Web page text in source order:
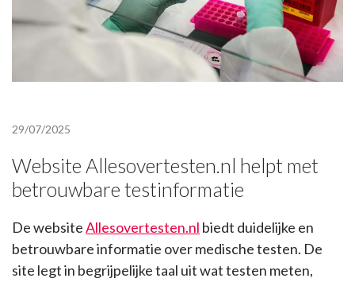
29/07/2025
Website Allesovertesten.nl helpt met
betrouwbare testinformatie
De websiteAllesovertesten.nl biedt duidelijke en
betrouwbare informatie over medische testen. De
site legt in begrijpelijke taal uit wat testen meten,